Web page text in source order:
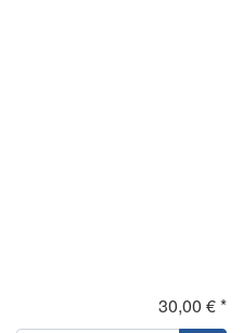
30,00 € *